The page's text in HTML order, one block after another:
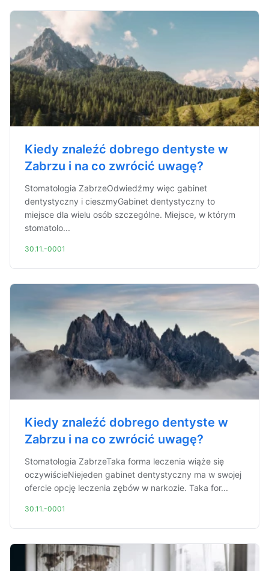
Kiedy znaleźć dobrego dentyste w
Zabrzu i na co zwrócić uwagę?
Stomatologia ZabrzeOdwiedźmy więc gabinet
dentystyczny i cieszmyGabinet dentystyczny to
miejsce dla wielu osób szczególne. Miejsce, w którym
stomatolo...
30.11.-0001
Kiedy znaleźć dobrego dentyste w
Zabrzu i na co zwrócić uwagę?
Stomatologia ZabrzeTaka forma leczenia wiąże się
oczywiścieNiejeden gabinet dentystyczny ma w swojej
ofercie opcję leczenia zębów w narkozie. Taka for...
30.11.-0001